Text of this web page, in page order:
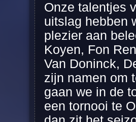
Onze talentjes
uitslag hebben
plezier aan
Koyen, Fon
Van Doninck,
zijn namen om
gaan we in de
een tornooi te